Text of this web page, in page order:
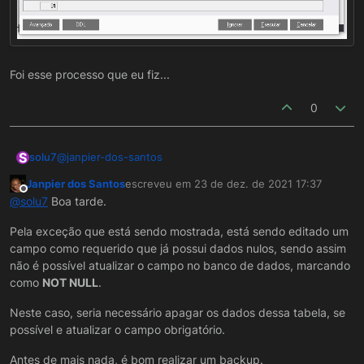
Foi esse processo que eu fiz...
0
Ssolu7@janpier-dos-santos
Offline
Janpier dos Santosescreveu em 23 de dez. de 2021 17:37
última edição por
@solu7 Boa tarde.
Pela exceção que está sendo mostrada, está sendo editado um
campo como requerido que já possui dados nulos, sendo assim
não é possível atualizar o campo no banco de dados, marcando
como NOT NULL.
Neste caso, seria necessário apagar os dados dessa tabela, se
possível e atualizar o campo obrigatório.
Antes de mais nada, é bom realizar um backup.